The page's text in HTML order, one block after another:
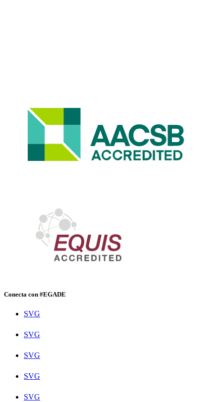
Conecta con #EGADE
SVG
SVG
SVG
SVG
SVG